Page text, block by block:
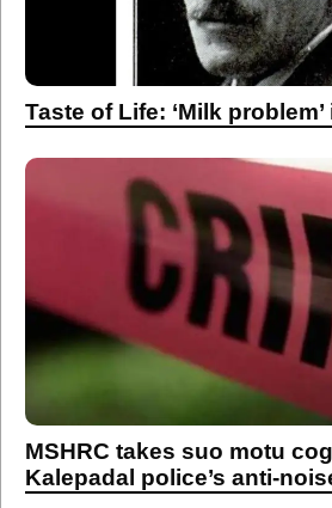
Taste of Life: ‘Milk
MSHRC takes suo motu
Kalepadal police’s anti-